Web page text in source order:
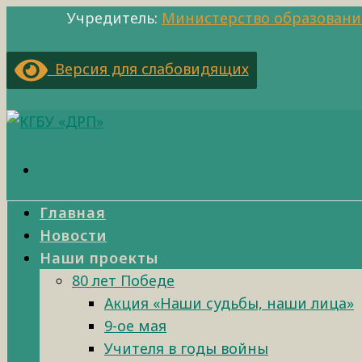
Учредитель: Министерство
Версия для слабовидящих
Главная
Новости
Наши проекты
80 лет Победе
Акция «Наши судьбы, наши лица»
9-ое мая
Учителя в годы войны